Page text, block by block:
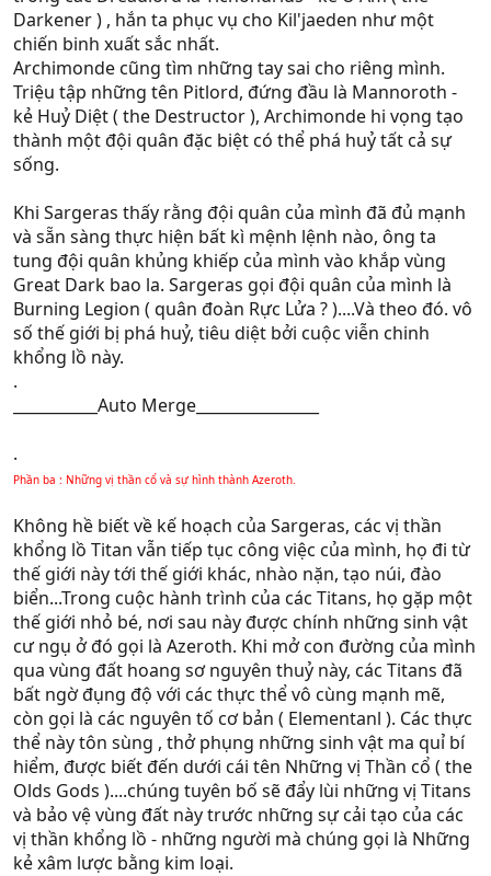
Darkener ) , hắn ta phục vụ cho Kil'jaeden như một
chiến binh xuất sắc nhất.
Archimonde cũng tìm những tay sai cho riêng mình.
Triệu tập những tên Pitlord, đứng đầu là Mannoroth -
kẻ Huỷ Diệt ( the Destructor ), Archimonde hi vọng tạo
thành một đội quân đặc biệt có thể phá huỷ tất cả sự
sống.
Khi Sargeras thấy rằng đội quân của mình đã đủ mạnh
và sẵn sàng thực hiện bất kì mệnh lệnh nào, ông ta
tung đội quân khủng khiếp của mình vào khắp vùng
Great Dark bao la. Sargeras gọi đội quân của mình là
Burning Legion ( quân đoàn Rực Lửa ? )....Và theo đó. vô
số thế giới bị phá huỷ, tiêu diệt bởi cuộc viễn chinh
khổng lồ này.
.
___________Auto Merge________________
.
Phần ba : Những vị thần cổ và sự hình thành Azeroth.
Không hề biết về kế hoạch của Sargeras, các vị thần
khổng lồ Titan vẫn tiếp tục công việc của mình, họ đi từ
thế giới này tới thế giới khác, nhào nặn, tạo núi, đào
biển...Trong cuộc hành trình của các Titans, họ gặp một
thế giới nhỏ bé, nơi sau này được chính những sinh vật
cư ngụ ở đó gọi là Azeroth. Khi mở con đường của mình
qua vùng đất hoang sơ nguyên thuỷ này, các Titans đã
bất ngờ đụng độ với các thực thể vô cùng mạnh mẽ,
còn gọi là các nguyên tố cơ bản ( Elementanl ). Các thực
thể này tôn sùng , thở phụng những sinh vật ma quỉ bí
hiểm, được biết đến dưới cái tên Những vị Thần cổ ( the
Olds Gods )....chúng tuyên bố sẽ đẩy lùi những vị Titans
và bảo vệ vùng đất này trước những sự cải tạo của các
vị thần khổng lồ - những người mà chúng gọi là Những
kẻ xâm lược bằng kim loại.